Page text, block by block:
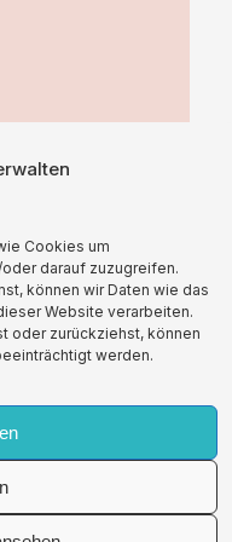
Cookies um
darauf zuzugreifen.
können wir Daten wie das
Website verarbeiten.
oder zurückziehst, können
werden.
Versandverpackungen
geleistet.